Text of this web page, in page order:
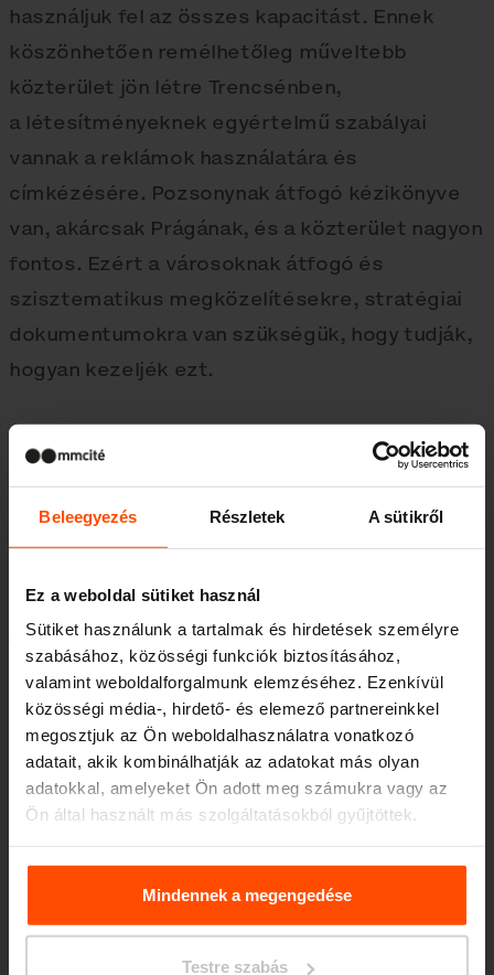
Beleegyezés Részletek A sütikről
Ez a weboldal sütiket használ
Sütiket használunk a tartalmak és hirdetések személyre
szabásához, közösségi funkciók biztosításához,
valamint weboldalforgalmunk elemzéséhez. Ezenkívül
közösségi média-, hirdető- és elemező partnereinkkel
megosztjuk az Ön weboldalhasználatra vonatkozó
adatait, akik kombinálhatják az adatokat más olyan
adatokkal, amelyeket Ön adott meg számukra vagy az
Ön által használt más szolgáltatásokból gyűjtöttek.
További információért kérjük, látogasson el aPrinciples
Relating to the Processing. Personal Data
Mindennek a megengedése
Testre szabás
használjuk fel az összes kapacitást. Ennek
köszönhetően remélhetőleg műveltebb
közterület jön létre Trencsénben,
a létesítményeknek egyértelmű szabályai
vannak a reklámok használatára és
címkézésére. Pozsonynak átfogó kézikönyve
van, akárcsak Prágának, és a közterület nagyon
fontos. Ezért a városoknak átfogó és
szisztematikus megközelítésekre, stratégiai
dokumentumokra van szükségük, hogy tudják,
hogyan kezeljék ezt.
Mit jelent a helyteremtés szó? Alkalmazza
Ez a munkám egyik lényeges része. Ez azt
jelenti, hogy nem teret teremtesz, hanem egy
olyan helyet hozol létre – ami élő, az emberek
a szabadidejüket töltik benne, felajánlod nekik
a körvonalait, és a megközelítésükkel élő
szervezetté alakítják. Részt vesznek annak
átalakításában, és aktívan használni fogják.
lesz, aminek köszönhetően a lakosok
bekapcsolódnak a város eseményeibe, és
teljesen más viszonyban lesznek vele.